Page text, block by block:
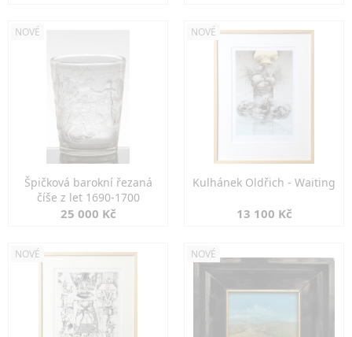
NOVÉ
Špičková barokní řezaná
číše z let 1690-1700
25 000 Kč
NOVÉ
Kulhánek Oldřich - Waiting
13 100 Kč
NOVÉ NOVÉ